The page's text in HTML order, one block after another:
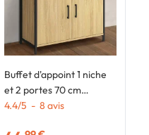
Buffet d'appoint 1 niche
et 2 portes 70 cm
DETROIT design
4.4/5 - 8 avis